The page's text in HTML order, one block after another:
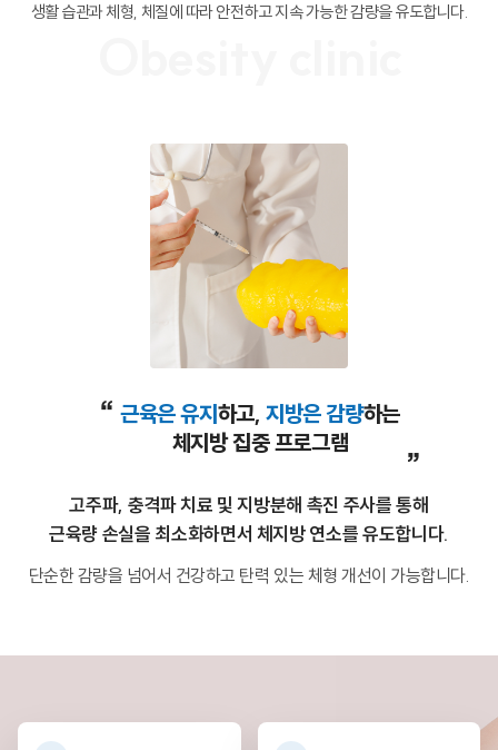
생활 습관과 체형, 체질에 따라 안전하고 지속 가능한 감량을 유도합니다.
“ 근육은 유지하고,지방은 감량하는
체지방 집중 프로그램
”
고주파, 충격파 치료 및 지방분해 촉진 주사를 통해
근육량 손실을 최소화하면서 체지방 연소를 유도합니다.
단순한 감량을 넘어서 건강하고 탄력 있는 체형 개선이 가능합니다.